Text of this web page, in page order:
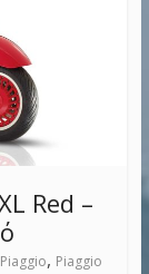
Red –
Piaggio, Piaggio